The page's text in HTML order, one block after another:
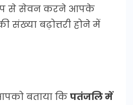
से सेवन करने आपके
संख्या बढ़ोत्तरी होने में
बताया कि पतंजलि में